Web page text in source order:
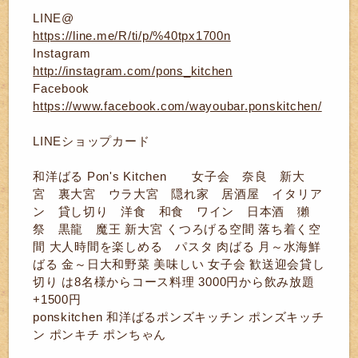
LINE@
https://line.me/R/ti/p/%40tpx1700n
Instagram
http://instagram.com/pons_kitchen
Facebook
https://www.facebook.com/wayoubar.ponskitchen/
LINEショップカード
和洋ばる Pon's Kitchen 女子会 奈良 新大
宮 裏大宮 ウラ大宮 隠れ家 居酒屋 イタリア
ン 貸し切り 洋食 和食 ワイン 日本酒 獺
祭 黒龍 魔王 新大宮 くつろげる空間 落ち着く空
間 大人時間を楽しめる パスタ 肉ばる 月～水海鮮
ばる 金～日大和野菜 美味しい 女子会 歓送迎会貸し
切り は8名様からコース料理 3000円から飲み放題
+1500円
ponskitchen 和洋ばるポンズキッチン ポンズキッチ
ン ポンキチ ポンちゃん